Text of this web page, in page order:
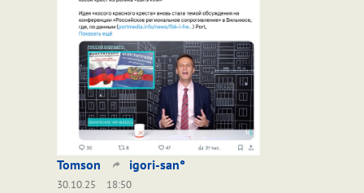
Tomson igori-san°
30.10.25
18:50